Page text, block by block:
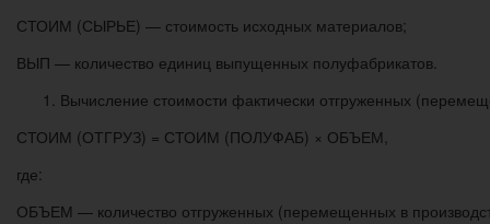
СТОИМ (СЫРЬЕ) — стоимость исходных материалов;
ВЫП — количество единиц выпущенных полуфабрикатов.
Вычисление стоимости фактически отгруженных
СТОИМ (ОТГРУЗ) = СТОИМ (ПОЛУФАБ) × ОБЪЕМ,
где:
ОБЪЕМ — количество отгруженных (перемещенных в